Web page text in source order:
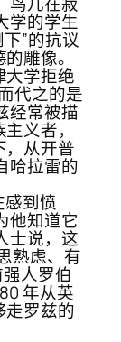
学的学生
”的抗议
雕像。
大学拒绝
代之的是
经常被描
义者，
，从开普
哈拉雷的
感到愤
他知道它
士说，这
熟虑、有
人罗伯
年从英
走罗兹的